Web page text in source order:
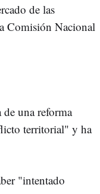
de las
Comisión Nacional
de una reforma
territorial" y ha
"intentado